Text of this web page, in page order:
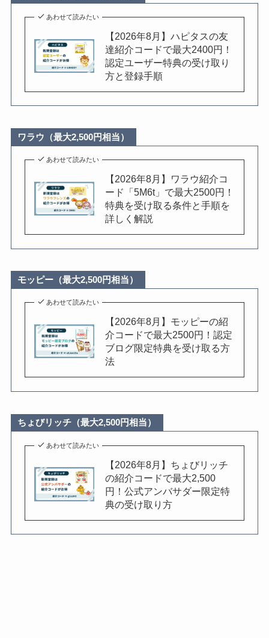
あわせて読みたい
【2026年8月】ハピタスの友
達紹介コードで最大2400円！
認定ユーザー特典の受け取り
方と登録手順
ワラウ（最大2,500円相当）
あわせて読みたい
【2026年8月】ワラウ紹介コ
ード「5M6t」で最大2500円！
特典を受け取る条件と手順を
詳しく解説
モッピー（最大2,500円相当）
あわせて読みたい
【2026年8月】モッピーの紹
介コードで最大2500円！認定
ブログ限定特典を受け取る方
法
ちょびリッチ（最大2,500円相当）
あわせて読みたい
【2026年8月】ちょびリッチ
の紹介コードで最大2,500
円！公式アンバサダー限定特
典の受け取り方